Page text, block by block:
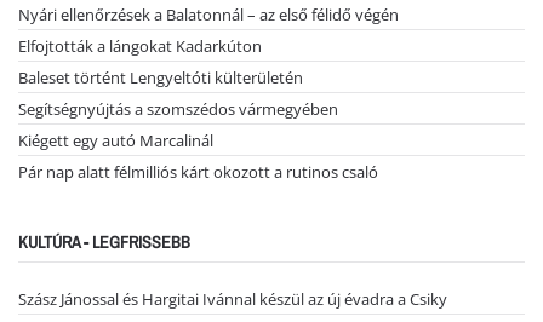
Nyári ellenőrzések a Balatonnál – az első félidő végén
Elfojtották a lángokat Kadarkúton
Baleset történt Lengyeltóti külterületén
Segítségnyújtás a szomszédos vármegyében
Kiégett egy autó Marcalinál
Pár nap alatt félmilliós kárt okozott a rutinos csaló
KULTÚRA - LEGFRISSEBB
Szász Jánossal és Hargitai Ivánnal készül az új évadra a Csiky